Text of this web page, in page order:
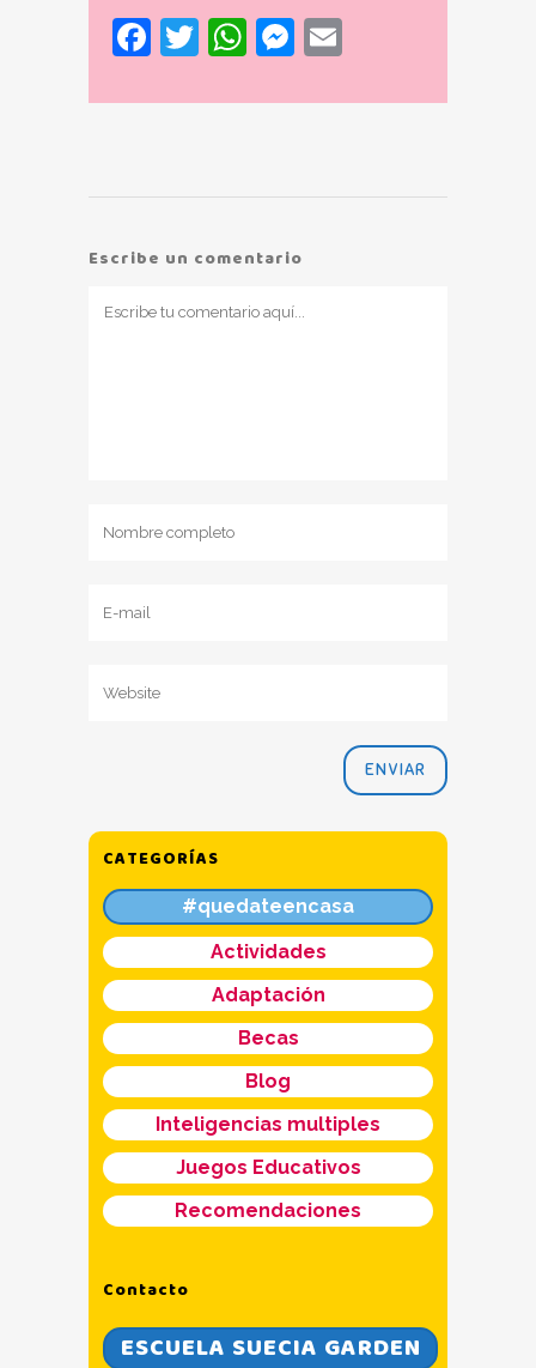
Facebook
Twitter
WhatsApp
Messenger
Escribe un comentario
CATEGORÍAS
#quedateencasa
Actividades
Adaptación
Becas
Blog
Inteligencias multiples
Juegos Educativos
Recomendaciones
Contacto
ESCUELA SUECIA GARDEN